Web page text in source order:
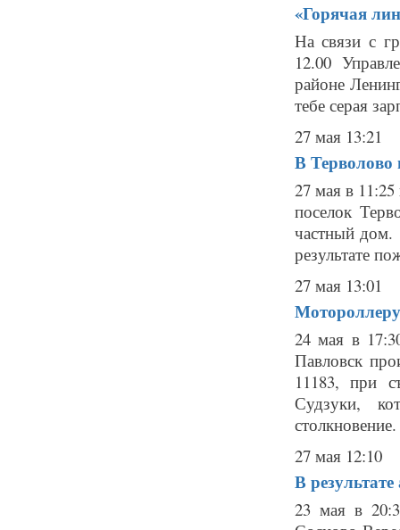
«Горячая
На связи с
12.00
районе
тебе серая
27 мая 13:21
В
27 мая в
поселок
частный дом.
результате
27 мая 13:01
24 мая в
Павловск
11183, при
Судзуки,
27 мая 12:10
В
23 мая в